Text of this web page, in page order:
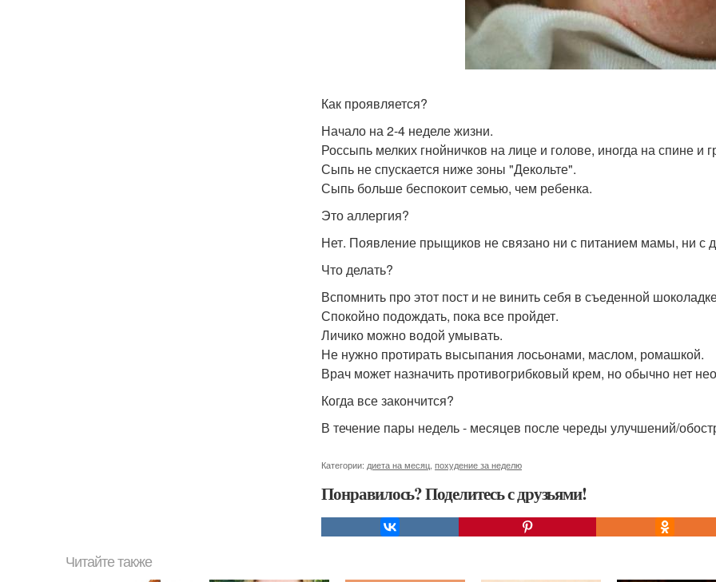
Как проявляется?
Начало на 2-4 неделе жизни.
Россыпь мелких гнойничков на лице и голове, иногда на спине и
Сыпь не спускается ниже зоны "Декольте".
Сыпь больше беспокоит семью, чем ребенка.
Это аллергия?
Нет. Появление прыщиков не связано ни с питанием мамы, ни с
Что делать?
Вспомнить про этот пост и не винить себя в съеденной
Спокойно подождать, пока все пройдет.
Личико можно водой умывать.
Не нужно протирать высыпания лосьонами, маслом, ромашкой.
Врач может назначить противогрибковый крем, но обычно нет
Когда все закончится?
В течение пары недель - месяцев после череды улучшений/
Категории: диета на месяц похудение за неделю
Понравилось? Поделитесь с друзьями!
Читайте также